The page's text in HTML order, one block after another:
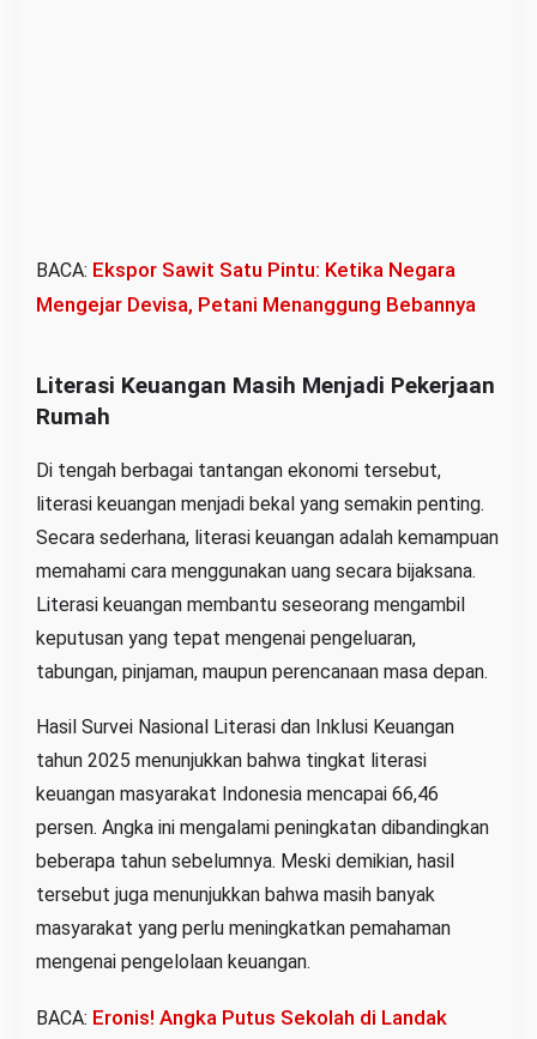
BACA: Ekspor Sawit Satu Pintu: Ketika Negara
Mengejar Devisa, Petani Menanggung Bebannya
Literasi Keuangan Masih Menjadi Pekerjaan
Rumah
Di tengah berbagai tantangan ekonomi tersebut,
literasi keuangan menjadi bekal yang semakin penting.
Secara sederhana, literasi keuangan adalah kemampuan
memahami cara menggunakan uang secara bijaksana.
Literasi keuangan membantu seseorang mengambil
keputusan yang tepat mengenai pengeluaran,
tabungan, pinjaman, maupun perencanaan masa depan.
Hasil Survei Nasional Literasi dan Inklusi Keuangan
tahun 2025 menunjukkan bahwa tingkat literasi
keuangan masyarakat Indonesia mencapai 66,46
persen. Angka ini mengalami peningkatan dibandingkan
beberapa tahun sebelumnya. Meski demikian, hasil
tersebut juga menunjukkan bahwa masih banyak
masyarakat yang perlu meningkatkan pemahaman
mengenai pengelolaan keuangan.
BACA: Eronis! Angka Putus Sekolah di Landak